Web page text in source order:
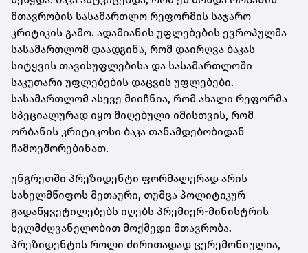
მთავრობის სასამართლო რეფორმის საჯარო
კრიტიკის გამო. ადამიანის უფლებების ევროპულმა
სასამართლომ დაადგინა, რომ დაირღვა ბაკას
სიტყვის თავისუფლებისა და სასამართლოში
საკუთარი უფლებების დაცვის უფლებები.
სასამართლომ ასევე მიიჩნია, რომ ახალი რეფორმა
სპეციალურად იყო მიღებული იმისთვის, რომ
ორბანის კრიტიკოსი ბაკა თანამდებობიდან
ჩამოეშორებინათ.
უნგრეთში პრეზიდენტი ფორმალურად არის
სახელმწიფოს მეთაური, თუმცა პოლიტიკურ
გადაწყვეტილებებს იღებს პრემიერ-მინისტრის
ხელმძღვანელობით მოქმედი მთავრობა.
პრეზიდენტის როლი ძირითადად ცერემონიულია,